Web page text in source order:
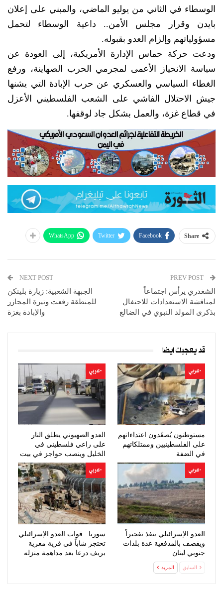
الوسطاء في الثاني من يوليو الماضي، والمبني على إعلان
بايدن وقرار مجلس الأمن.. داعية الوسطاء لتحمل
مسؤولياتهم وإلزام العدو بقبوله.
ودعت حركة حماس الإدارة الأمريكية، إلى العودة عن
سياسة الانحياز الأعمى لمجرمي الحرب الصهاينة، ورفع
الغطاء السياسي والعسكري عن حرب الإبادة التي يشنها
جيش الاحتلال الفاشي على الشعب الفلسطيني الأعزل
في قطاع غزة، والعمل بشكل جاد لوقفها.
Share
Facebook
Twitter
WhatsApp
الشغدري يرأس اجتماعاً
لمناقشة الاستعدادات للاحتفال
بذكرى المولد النبوي في الضالع
NEXT POST
الجبهة الشعبية: زيارة بلينكن
للمنطقة رفعت وتيرة المجازر
والإبادة بغزة
قد يعجبك ايضا
-عربي
مستوطنون يُصعّدون اعتداءاتهم
على الفلسطينيين وممتلكاتهم
في الضفة
-عربي
العدو الصهيوني يطلق النار
على راعي فلسطيني في
الخليل وينصب حواجز في بيت
لحم
-عربي
العدو الإسرائيلي ينفذ تفجيراً
ويقصف بالمدفعية عدة بلدات
جنوبي لبنان
-عربي
سوريا.. قوات العدو الإسرائيلي
تحتجز شاباً في قرية معرية
بريف درعا بعد مداهمة منزله
السابق المزيد